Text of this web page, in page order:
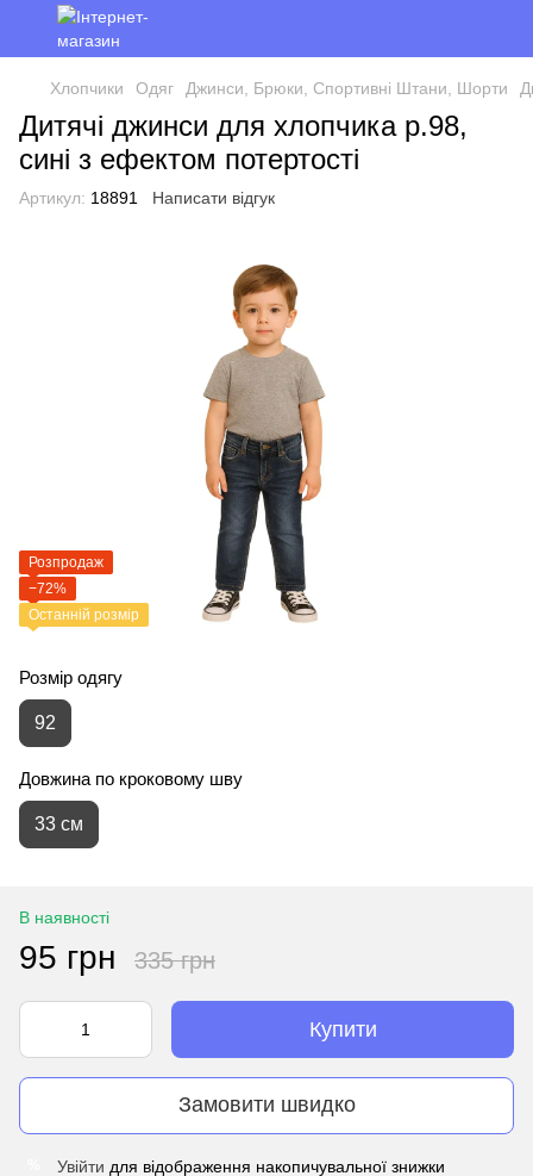
Хлопчики Одяг Джинси, Брюки, Спортивні Штани, Шорти
Дитячі джинси для хлопчика р.98,
сині з ефектом потертості
Артикул: 18891 Написати відгук
Розпродаж
−72%
Останній розмір
Розмір одягу
92
Довжина по кроковому шву
33 см
В наявності
95 грн 335 грн
Купити
Замовити швидко
Увійти для відображення накопичувальної знижки